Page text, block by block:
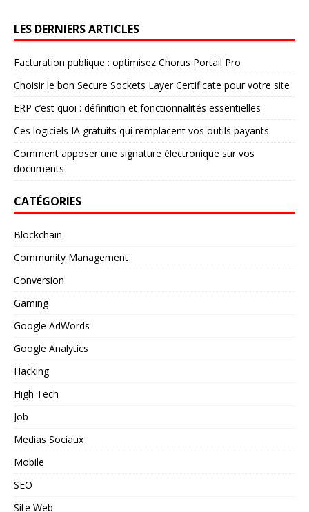
LES DERNIERS ARTICLES
Facturation publique : optimisez Chorus Portail Pro
Choisir le bon Secure Sockets Layer Certificate pour votre site
ERP c’est quoi : définition et fonctionnalités essentielles
Ces logiciels IA gratuits qui remplacent vos outils payants
Comment apposer une signature électronique sur vos
documents
CATÉGORIES
Blockchain
Community Management
Conversion
Gaming
Google AdWords
Google Analytics
Hacking
High Tech
Job
Medias Sociaux
Mobile
SEO
Site Web